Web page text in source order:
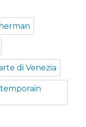
di Venezia